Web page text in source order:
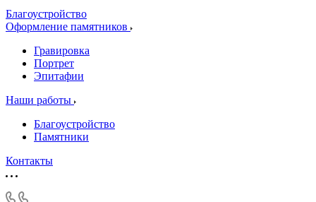
Благоустройство
Оформление памятников
Гравировка
Портрет
Эпитафии
Наши работы
Благоустройство
Памятники
Контакты